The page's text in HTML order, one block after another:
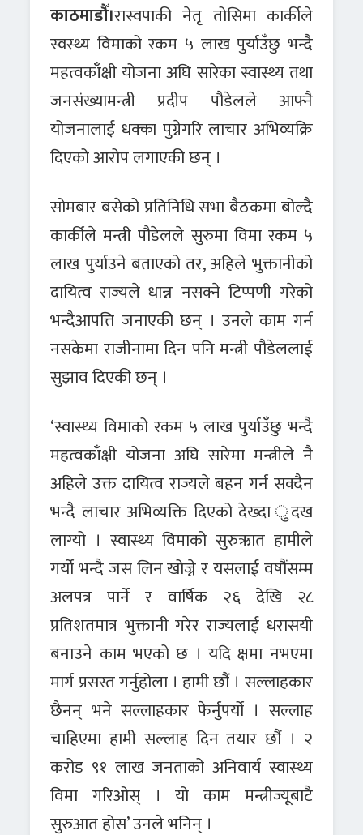
काठमाडौँ।रास्वपाकी नेतृ तोसिमा कार्कीले
स्वस्थ्य विमाको रकम ५ लाख पुर्याउँछु भन्दै
महत्वकाँक्षी योजना अघि सारेका स्वास्थ्य तथा
जनसंख्यामन्त्री प्रदीप पौडेलले आफ्नै
योजनालाई धक्का पुग्नेगरि लाचार अभिव्यक्रि
दिएको आरोप लगाएकी छन् ।
सोमबार बसेको प्रतिनिधि सभा बैठकमा बोल्दै
कार्कीले मन्त्री पौडेलले सुरुमा विमा रकम ५
लाख पुर्याउने बताएको तर, अहिले भुक्तानीको
दायित्व राज्यले धान्न नसक्ने टिप्पणी गरेको
भन्दैआपत्ति जनाएकी छन् । उनले काम गर्न
नसकेमा राजीनामा दिन पनि मन्त्री पौडेललाई
सुझाव दिएकी छन् ।
‘स्वास्थ्य विमाको रकम ५ लाख पुर्याउँछु भन्दै
महत्वकाँक्षी योजना अघि सारेमा मन्त्रीले नै
अहिले उक्त दायित्व राज्यले बहन गर्न सक्दैन
भन्दै लाचार अभिव्यक्ति दिएको देख्दा ुदख
लाग्यो । स्वास्थ्य विमाको सुरुऋात हामीले
गर्यो भन्दै जस लिन खोज्ने र यसलाई वषौंसम्म
अलपत्र पार्ने र वार्षिक २६ देखि २८
प्रतिशतमात्र भुक्तानी गरेर राज्यलाई धरासयी
बनाउने काम भएको छ । यदि क्षमा नभएमा
मार्ग प्रसस्त गर्नुहोला । हामी छौं । सल्लाहकार
छैनन् भने सल्लाहकार फेर्नुपर्यो । सल्लाह
चाहिएमा हामी सल्लाह दिन तयार छौं । २
करोड ९१ लाख जनताको अनिवार्य स्वास्थ्य
विमा गरिओस् । यो काम मन्त्रीज्यूबाटै
सुरुआत होस’ उनले भनिन् ।